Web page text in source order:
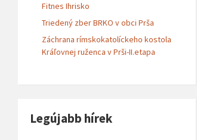
Fitnes Ihrisko
Triedený zber BRKO v obci Prša
Záchrana rímskokatolíckeho kostola
Kráľovnej ruženca v Prši-II.etapa
Legújabb hírek